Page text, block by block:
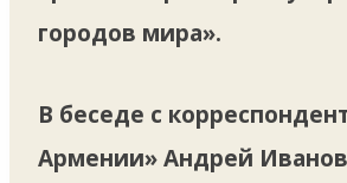
городов мира».
B беседе с
Армении» Андрей